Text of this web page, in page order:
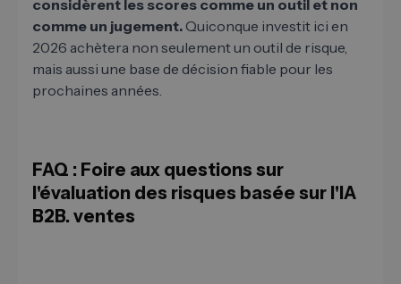
considèrent les scores comme un outil et non
comme un jugement. Quiconque investit ici en
2026 achètera non seulement un outil de risque,
mais aussi une base de décision fiable pour les
prochaines années.
FAQ : Foire aux questions sur
l'évaluation des risques basée sur l'IA
B2B. ventes